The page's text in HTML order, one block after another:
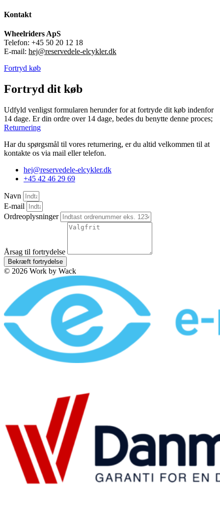
Kontakt
Wheelriders ApS
Telefon: +45 50 20 12 18
E-mail: hej@reservedele-elcykler.dk
Fortryd køb
Fortryd dit køb
Udfyld venligst formularen herunder for at fortryde dit køb indenfor
14 dage. Er din ordre over 14 dage, bedes du benytte denne proces;
Returnering
Har du spørgsmål til vores returnering, er du altid velkommen til at
kontakte os via mail eller telefon.
hej@reservedele-elcykler.dk
+45 42 46 29 69
Navn
E-mail
Ordreoplysninger
Årsag til fortrydelse
Bekræft fortrydelse
© 2026 Work by Wack